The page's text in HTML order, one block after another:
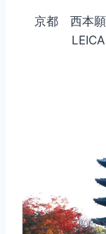
京都 西本